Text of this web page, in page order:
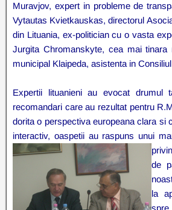
Muravjov, expert inprobleme de
Vytautas Kvietkauskas, directorul
din Lituania, ex-politician cu o vasta
Jurgita Chromanskyte, cea mai tinara
municipal Klaipeda, asistenta in
Expertii lituanieni au evocat
recomandari care au rezultat pentru
dorita o perspectiva europeana clara si
interactiv, oaspetii au raspuns unui
de
la